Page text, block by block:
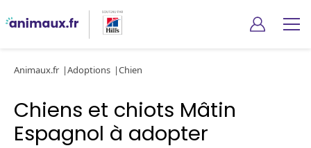
Animaux.fr Adoptions Chien
Chiens et chiots Mâtin
Espagnol à adopter